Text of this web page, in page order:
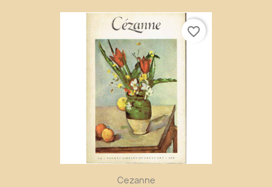
Cezanne
favorite_border